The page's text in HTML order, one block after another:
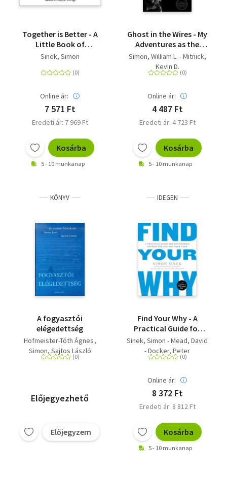
Together is Better - A
Little Book of
Inspiration
Sinek, Simon
Online ár:
7 571 Ft
Eredeti ár: 7 969 Ft
Kosárba
5 - 10 munkanap
Ghost in the Wires - My
Adventures as the
World's Most Wanted
Hacker
Simon, William L. - Mitnick,
Kevin D.
Online ár:
4 487 Ft
Eredeti ár: 4 723 Ft
Kosárba
5 - 10 munkanap
KÖNYV
A fogyasztói
elégedettség
Hofmeister-Tóth Ágnes
Simon Sajtos László
Előjegyezhető
Előjegyzem
IDEGEN
Find Your Why - A
Practical Guide for
Discovering Purpose
for You and Your Team
Sinek, Simon - Mead, David
- Docker, Peter
Online ár:
8 372 Ft
Eredeti ár: 8 812 Ft
Kosárba
5 - 10 munkanap